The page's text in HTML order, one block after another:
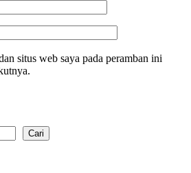
situs web saya pada peramban ini
Cari